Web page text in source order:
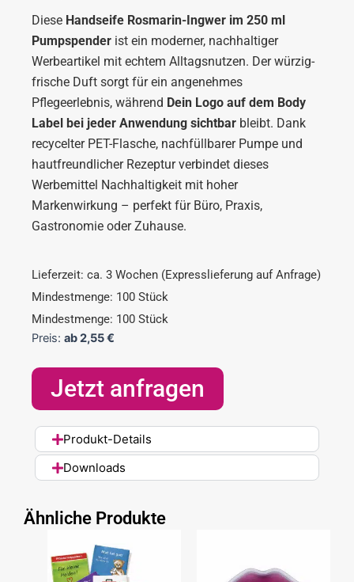
Diese Handseife Rosmarin-Ingwer im 250 ml
Pumpspender ist ein moderner, nachhaltiger
Werbeartikel mit echtem Alltagsnutzen. Der würzig-
frische Duft sorgt für ein angenehmes
Pflegeerlebnis, während Dein Logo auf dem Body
Label bei jeder Anwendung sichtbar bleibt. Dank
recycelter PET-Flasche, nachfüllbarer Pumpe und
hautfreundlicher Rezeptur verbindet dieses
Werbemittel Nachhaltigkeit mit hoher
Markenwirkung – perfekt für Büro, Praxis,
Gastronomie oder Zuhause.
Lieferzeit: ca. 3 Wochen (Expresslieferung auf Anfrage)
Mindestmenge: 100 Stück
Mindestmenge: 100 Stück
Preis: ab2,55€
Jetzt anfragen
Produkt-Details
Downloads
Ähnliche Produkte